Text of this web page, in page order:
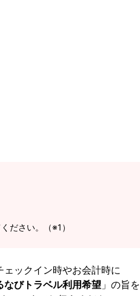
ださい。（※1）
ェックイン時やお会計時に
なびトラベル利用希望 」の旨を